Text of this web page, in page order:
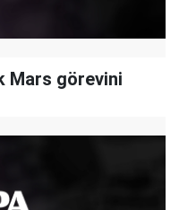
Mars görevini